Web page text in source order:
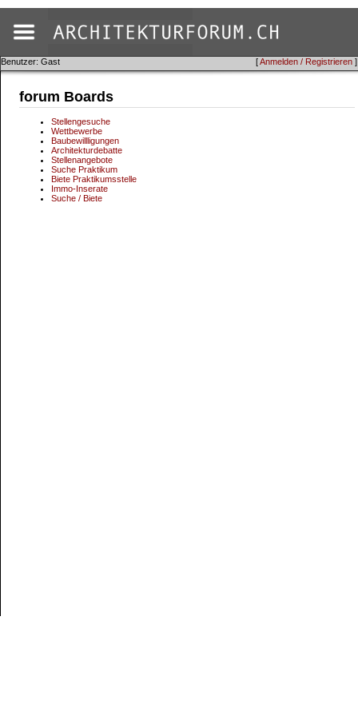
[Anmelden / Registrieren ]
Benutzer: Gast
forum Boards
Stellengesuche
Wettbewerbe
Baubewillligungen
Architekturdebatte
Stellenangebote
Suche Praktikum
Biete Praktikumsstelle
Immo-Inserate
Suche / Biete